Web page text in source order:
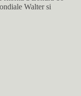
Walter si